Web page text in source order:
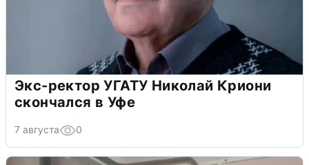
Экс-ректор УГАТУ Николай Криони
скончался в Уфе
7 августа 0